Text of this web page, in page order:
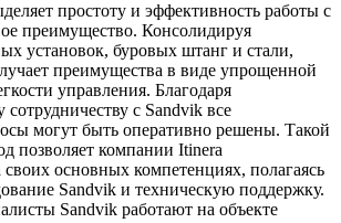
простоту и эффективность работы с
преимущество. Консолидируя
установок, буровых штанг и стали,
преимущества в виде упрощенной
управления. Благодаря
с Sandvik все
могут быть оперативно решены. Такой
позволяет компании Itinera
своих основных компетенциях, полагаясь
Sandvik и техническую поддержку.
Sandvik работают на объекте